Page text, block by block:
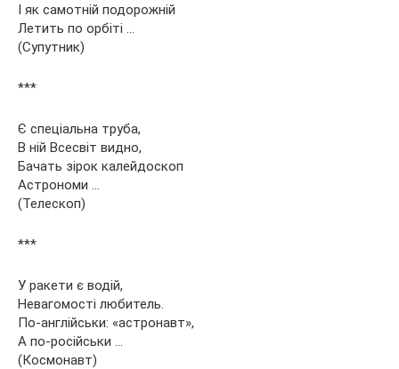
І як самотній подорожній
Летить по орбіті …
(Супутник)
***
Є спеціальна труба,
В ній Всесвіт видно,
Бачать зірок калейдоскоп
Астрономи …
(Телескоп)
***
У ракети є водій,
Невагомості любитель.
По-англійськи: «астронавт»,
А по-російськи …
(Космонавт)